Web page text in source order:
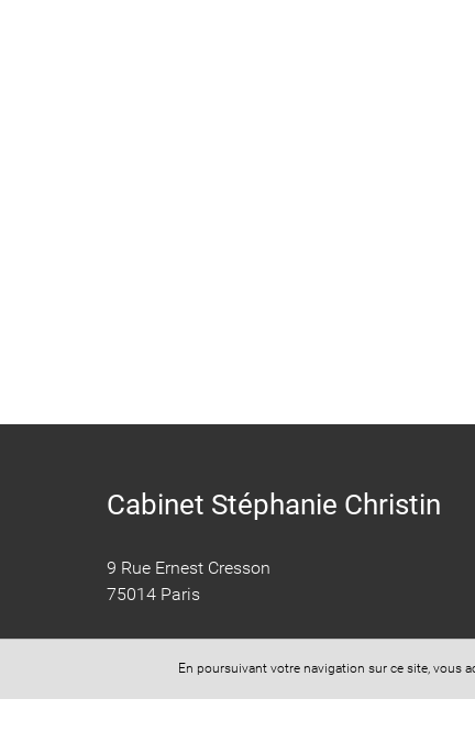
Cabinet Stéphanie Christin
9 Rue Ernest Cresson
75014 Paris
Mail: cabinet.christin@yahoo.fr
En poursuivant votre navigation sur ce site, vous